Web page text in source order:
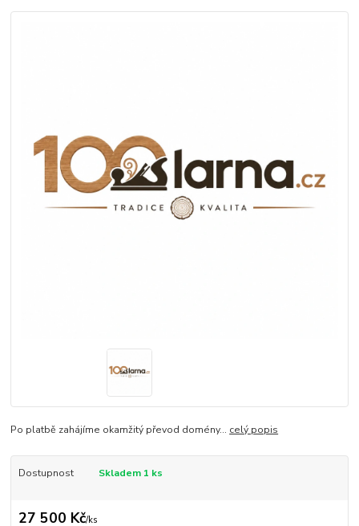
Po platbě zahájíme okamžitý převod domény... celý popis
Dostupnost Skladem 1 ks
27 500 Kč/ks